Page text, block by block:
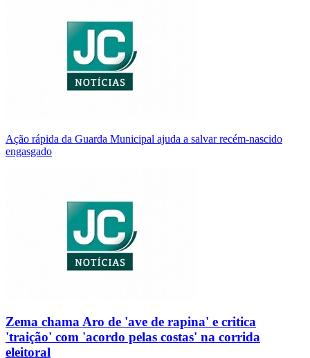
Ação rápida da Guarda Municipal ajuda a salvar recém-nascido
engasgado
Zema chama Aro de 'ave de rapina' e critica
'traição' com 'acordo pelas costas' na corrida
eleitoral